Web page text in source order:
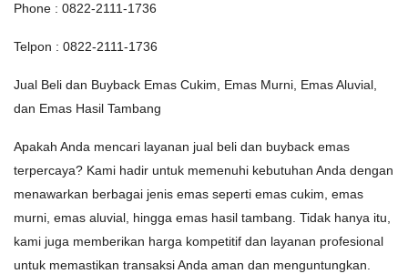
Phone : 0822-2111-1736
Telpon : 0822-2111-1736
Jual Beli dan Buyback Emas Cukim, Emas Murni, Emas Aluvial,
dan Emas Hasil Tambang
Apakah Anda mencari layanan jual beli dan buyback emas
terpercaya? Kami hadir untuk memenuhi kebutuhan Anda dengan
menawarkan berbagai jenis emas seperti emas cukim, emas
murni, emas aluvial, hingga emas hasil tambang. Tidak hanya itu,
kami juga memberikan harga kompetitif dan layanan profesional
untuk memastikan transaksi Anda aman dan menguntungkan.